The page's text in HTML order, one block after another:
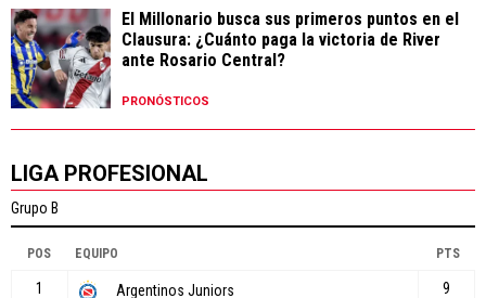
El Millonario busca sus primeros puntos en el
Clausura: ¿Cuánto paga la victoria de River
ante Rosario Central?
PRONÓSTICOS
LIGA PROFESIONAL